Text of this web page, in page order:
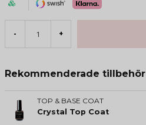
- +
Rekommenderade tillbehör
TOP & BASE COAT
Crystal Top Coat